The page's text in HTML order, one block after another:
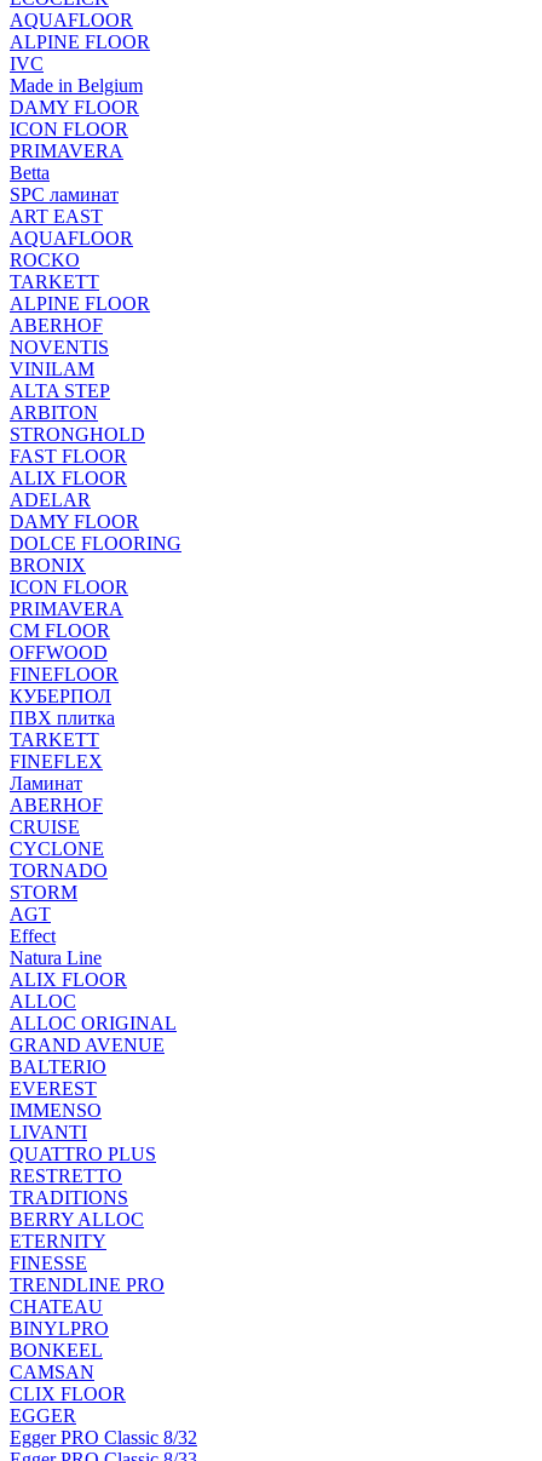
AQUAFLOOR
ALPINE FLOOR
IVC
Made in Belgium
DAMY FLOOR
ICON FLOOR
PRIMAVERA
Betta
SPC ламинат
ART EAST
AQUAFLOOR
ROCKO
TARKETT
ALPINE FLOOR
ABERHOF
NOVENTIS
VINILAM
ALTA STEP
ARBITON
STRONGHOLD
FAST FLOOR
ALIX FLOOR
ADELAR
DAMY FLOOR
DOLCE FLOORING
BRONIX
ICON FLOOR
PRIMAVERA
CM FLOOR
OFFWOOD
FINEFLOOR
КУБЕРПОЛ
ПВХ плитка
TARKETT
FINEFLEX
Ламинат
ABERHOF
CRUISE
CYCLONE
TORNADO
STORM
AGT
Effect
Natura Line
ALIX FLOOR
ALLOC
ALLOC ORIGINAL
GRAND AVENUE
BALTERIO
EVEREST
IMMENSO
LIVANTI
QUATTRO PLUS
RESTRETTO
TRADITIONS
BERRY ALLOC
ETERNITY
FINESSE
TRENDLINE PRO
CHATEAU
BINYLPRO
BONKEEL
CAMSAN
CLIX FLOOR
EGGER
Egger PRO Classic 8/32